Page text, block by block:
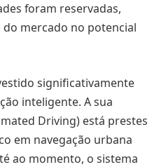
foram reservadas,
mercado no potencial
significativamente
inteligente. A sua
Driving) está prestes
em navegação urbana
ao momento, o sistema